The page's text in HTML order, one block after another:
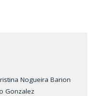
Nogueira Barion
Gonzalez